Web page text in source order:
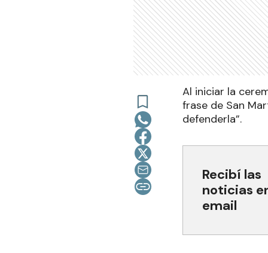
Al iniciar la
frase de San
defenderla”.
Recibí las
noticias
email